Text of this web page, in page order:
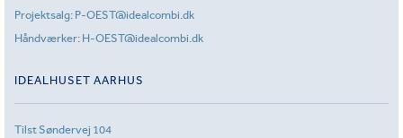
Projektsalg: P-OEST@idealcombi.dk
Håndværker: H-OEST@idealcombi.dk
IDEALHUSET AARHUS
Tilst Søndervej 104